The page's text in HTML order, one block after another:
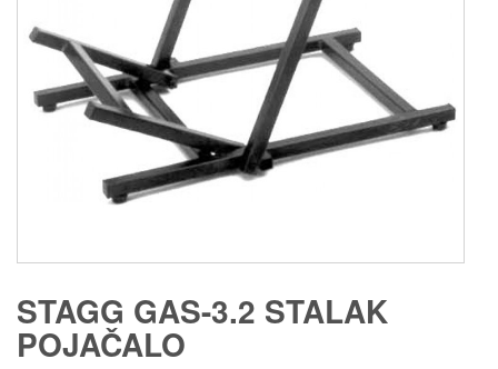
STAGG GAS-3.2 STALAK
POJAČALO